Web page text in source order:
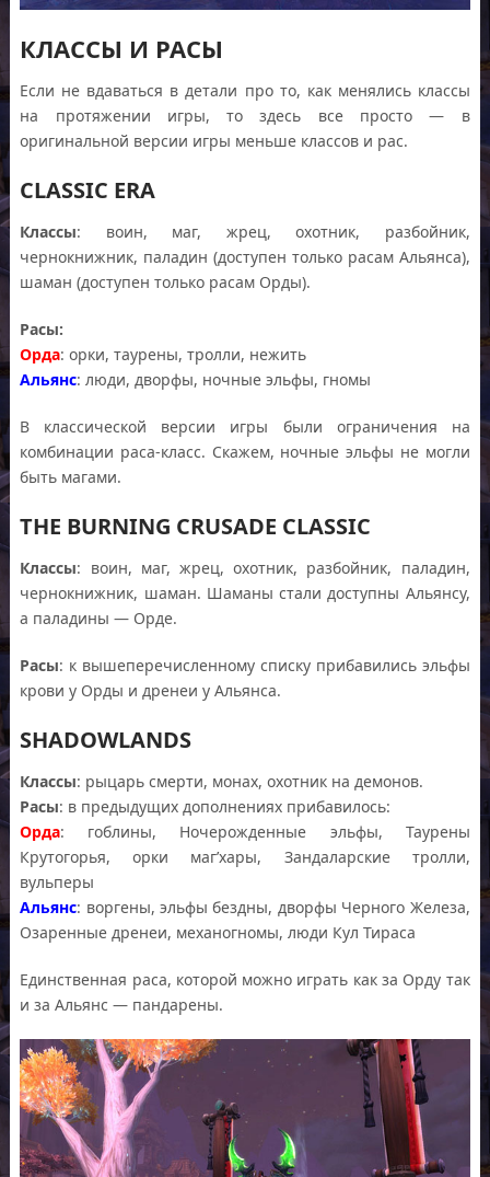
КЛАССЫ И РАСЫ
Если не вдаваться в детали про то, как менялись классы
на протяжении игры, то здесь все просто — в
оригинальной версии игры меньше классов и рас.
CLASSIC ERA
Классы: воин, маг, жрец, охотник, разбойник,
чернокнижник, паладин (доступен только расам Альянса),
шаман (доступен только расам Орды).
Расы:
Орда: орки, таурены, тролли, нежить
Альянс: люди, дворфы, ночные эльфы, гномы
В классической версии игры были ограничения на
комбинации раса-класс. Скажем, ночные эльфы не могли
быть магами.
THE BURNING CRUSADE CLASSIC
Классы: воин, маг, жрец, охотник, разбойник, паладин,
чернокнижник, шаман. Шаманы стали доступны Альянсу,
а паладины — Орде.
Расы: к вышеперечисленному списку прибавились эльфы
крови у Орды и дренеи у Альянса.
SHADOWLANDS
Классы: рыцарь смерти, монах, охотник на демонов.
Расы: в предыдущих дополнениях прибавилось:
Орда: гоблины, Ночерожденные эльфы, Таурены
Крутогорья, орки маг’хары, Зандаларские тролли,
вульперы
Альянс: воргены, эльфы бездны, дворфы Черного Железа,
Озаренные дренеи, механогномы, люди Кул Тираса
Единственная раса, которой можно играть как за Орду так
и за Альянс — пандарены.